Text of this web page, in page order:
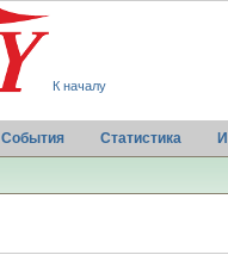
К началу
События Статистика